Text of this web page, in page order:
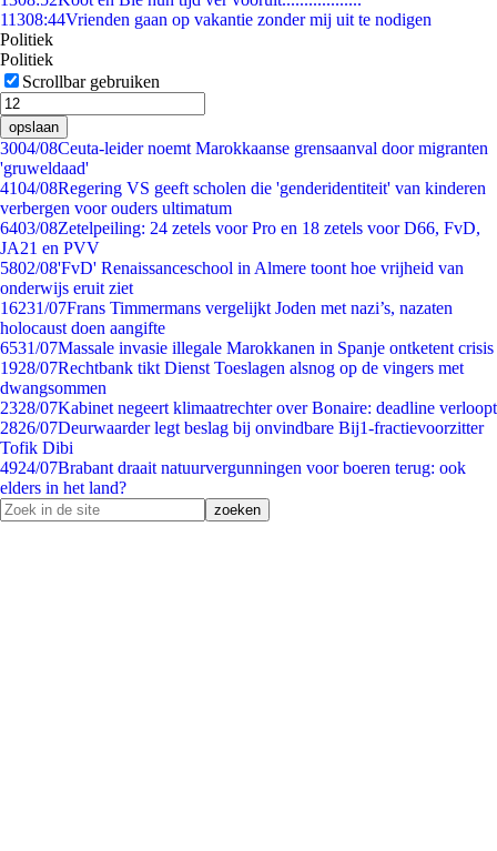
11308:44Vrienden gaan op vakantie zonder mij uit te nodigen
Politiek
Politiek
Scrollbar gebruiken
opslaan
3004/08Ceuta-leider noemt Marokkaanse grensaanval door migranten
'gruweldaad'
4104/08Regering VS geeft scholen die 'genderidentiteit' van kinderen
verbergen voor ouders ultimatum
6403/08Zetelpeiling: 24 zetels voor Pro en 18 zetels voor D66, FvD,
JA21 en PVV
5802/08'FvD' Renaissanceschool in Almere toont hoe vrijheid van
onderwijs eruit ziet
16231/07Frans Timmermans vergelijkt Joden met nazi’s, nazaten
holocaust doen aangifte
6531/07Massale invasie illegale Marokkanen in Spanje ontketent crisis
1928/07Rechtbank tikt Dienst Toeslagen alsnog op de vingers met
dwangsommen
2328/07Kabinet negeert klimaatrechter over Bonaire: deadline verloopt
2826/07Deurwaarder legt beslag bij onvindbare Bij1-fractievoorzitter
Tofik Dibi
4924/07Brabant draait natuurvergunningen voor boeren terug: ook
elders in het land?